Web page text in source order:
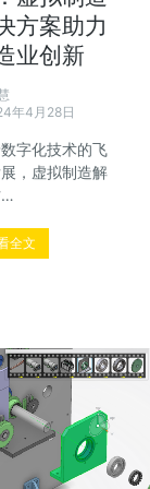
方案助力
业创新
年4月28日
字化技术的飞
，虚拟制造解
…
全文